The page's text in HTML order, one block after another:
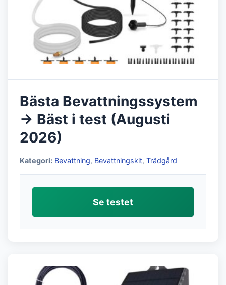
Bästa Bevattningssystem
→ Bäst i test (Augusti
2026)
Kategori: Bevattning, Bevattningskit, Trädgård
Se testet